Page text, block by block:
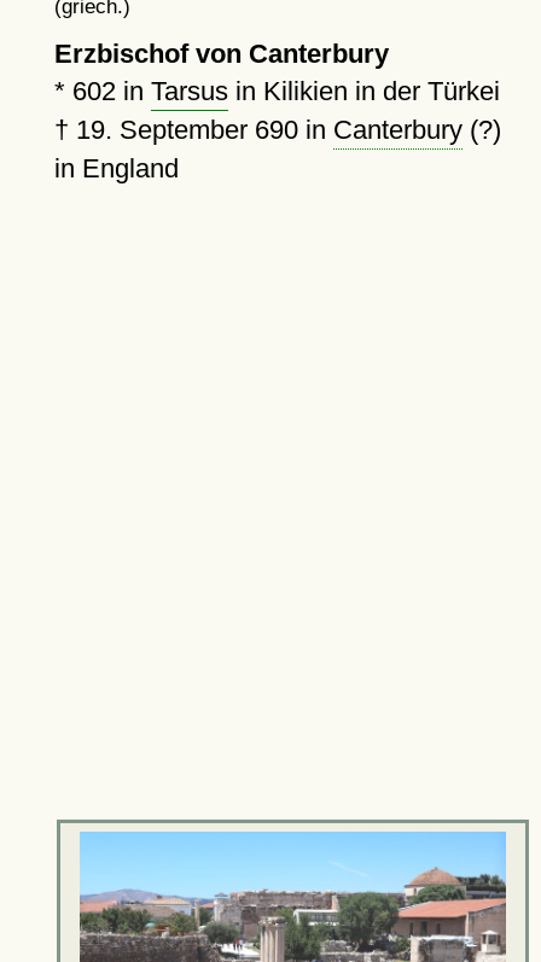
(griech.)
Erzbischof von Canterbury
* 602in Tarsusin Kilikien in der Türkei
† 19. September 690in Canterbury(?)
in England